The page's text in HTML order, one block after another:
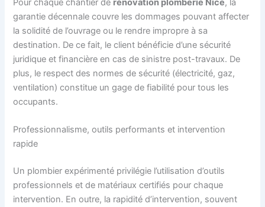
Pour chaque chantier de rénovation plomberie Nice, la
garantie décennale couvre les dommages pouvant affecter
la solidité de l’ouvrage ou le rendre impropre à sa
destination. De ce fait, le client bénéficie d’une sécurité
juridique et financière en cas de sinistre post-travaux. De
plus, le respect des normes de sécurité (électricité, gaz,
ventilation) constitue un gage de fiabilité pour tous les
occupants.
Professionnalisme, outils performants et intervention
rapide
Un plombier expérimenté privilégie l’utilisation d’outils
professionnels et de matériaux certifiés pour chaque
intervention. En outre, la rapidité d’intervention, souvent